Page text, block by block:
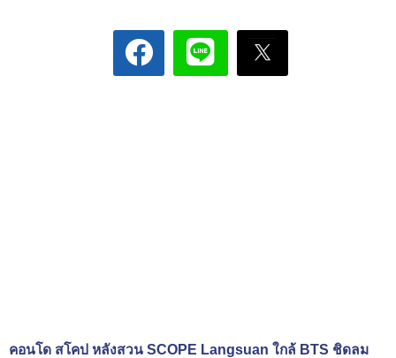
คอนโด สโคป หลังสวน SCOPE Langsuan ใกล้ BTS ชิดลม